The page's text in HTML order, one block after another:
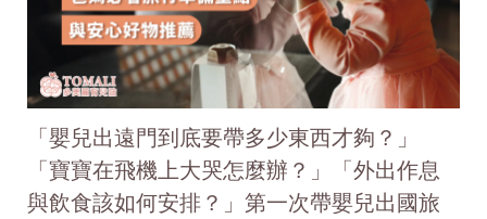
「嬰兒出遠門到底要帶多少東西才夠？」
「寶寶在飛機上大哭怎麼辦？」「外出作息
與飲食該如何安排？」第一次帶嬰兒出國旅